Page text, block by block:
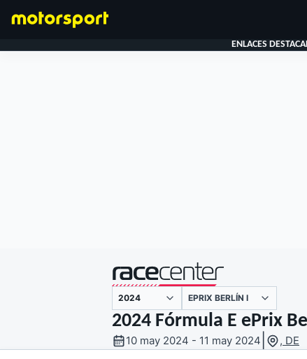
MOTOGP
ENLACES
presentado por
EPRIX BERLÍN I
2024 Fórmula E ePrix
10 may 2024 - 11 may 2024 , DE